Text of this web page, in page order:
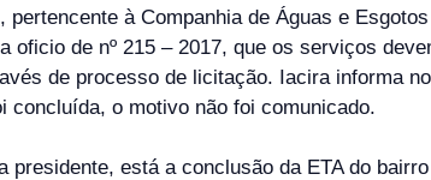
à Companhia de Águas e
oficio de nº 215 – 2017, que os serviços
de processo de licitação. Iacira informa
concluída, o motivo não foi comunicado.
presidente, está a conclusão da ETA do